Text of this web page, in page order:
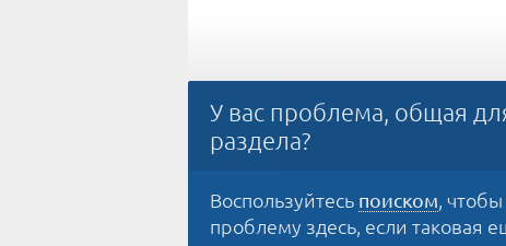
У вас проблема, общая
раздела?
Воспользуйтесь поиском,
проблему здесь, если таковая